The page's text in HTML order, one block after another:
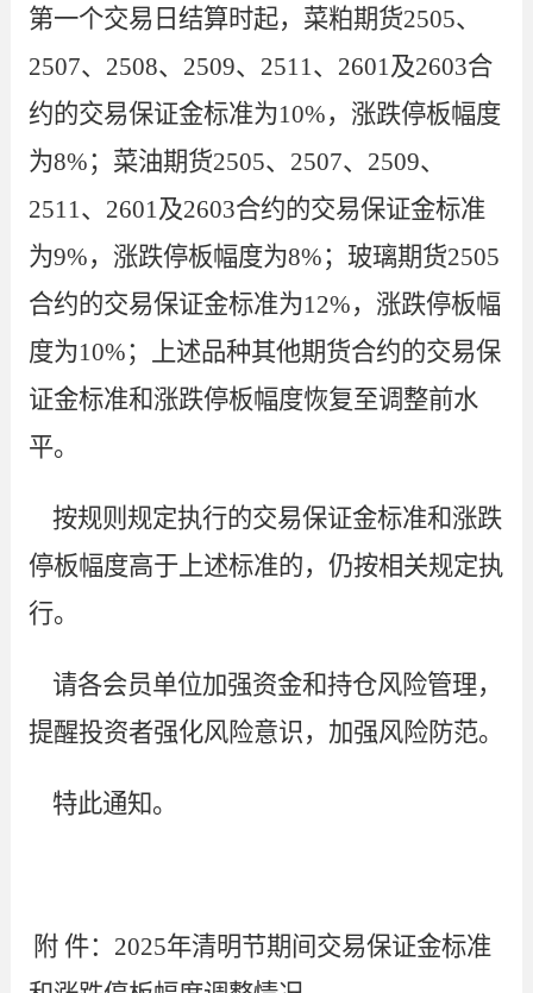
第一个交易日结算时起，菜粕期货2505、
2507、2508、2509、2511、 2601及2603合
约的交易保证金标准为10%，涨跌停板幅度
为8%； 菜油期货2505、2507、2509、
2511、 2601及2603合约的交易保证金标准
为9%，涨跌停板幅度为8%； 玻璃期货2505
合约的交易保证金标准为12%，涨跌停板幅
度为10%；
上述品种其他期货合约的交易保
证金标准和涨跌停板幅度恢复至调整前水
平。
按规则规定执行的交易保证金标准和涨跌
停板幅度高于上述标准的，仍按相关规定执
行。
请各会员单位加强资金和持仓风险管理，
提醒投资者强化风险意识，加强风险防范。
特此通知。
附 件：2025年清明节期间交易保证金标准